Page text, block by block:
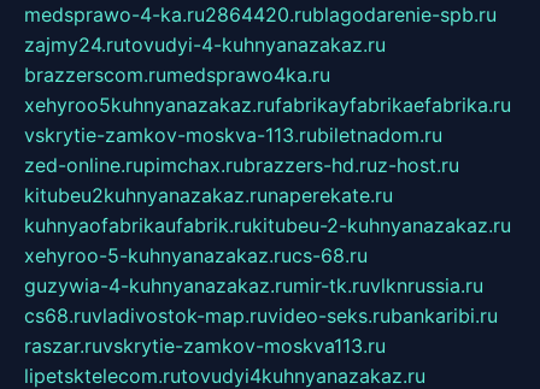
medsprawo-4-ka.ru2864420.rublagodarenie-spb.ru
zajmy24.rutovudyi-4-kuhnyanazakaz.ru
brazzerscom.rumedsprawo4ka.ru
xehyroo5kuhnyanazakaz.rufabrikayfabrikaefabrika.ru
vskrytie-zamkov-moskva-113.rubiletnadom.ru
zed-online.rupimchax.rubrazzers-hd.ruz-host.ru
kitubeu2kuhnyanazakaz.runaperekate.ru
kuhnyaofabrikaufabrik.rukitubeu-2-kuhnyanazakaz.ru
xehyroo-5-kuhnyanazakaz.rucs-68.ru
guzywia-4-kuhnyanazakaz.rumir-tk.ruvlknrussia.ru
cs68.ruvladivostok-map.ruvideo-seks.rubankaribi.ru
raszar.ruvskrytie-zamkov-moskva113.ru
lipetsktelecom.rutovudyi4kuhnyanazakaz.ru